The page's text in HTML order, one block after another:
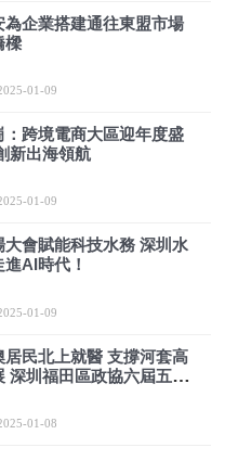
為企業搭建通往東盟市場
樑
01-09
：跨境電商大區迎年度盛
新出海領航
01-09
大會賦能科技水務 深圳水
AI時代！
01-09
居民北上就醫 支撐河套高
深圳福田區政協六屆五次
01-08